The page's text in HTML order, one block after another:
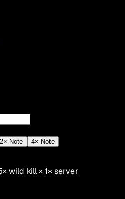
2× Note 4× Note
×wild kill×1× server